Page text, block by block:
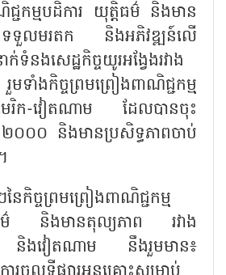
ជ្ជកម្មបដិការ យុត្តិធម៌ និងមាន
លមរតក និងអភិវឌ្ឍន៍លើ
ទំនងសេដ្ឋកិច្ចយូរអង្វែងរវាង
ាំងកិច្ចព្រមព្រៀងពាណិជ្ជកម្ម
មេរិក-វៀតណាម ដែលបានចុះ
២០០០ និងមានប្រសិទ្ធភាពចាប់
ៃកិច្ចព្រមព្រៀងពាណិជ្ជកម្ម
និងមានតុល្យភាព រវាង
និងវៀតណាម នឹងរួមមាន៖